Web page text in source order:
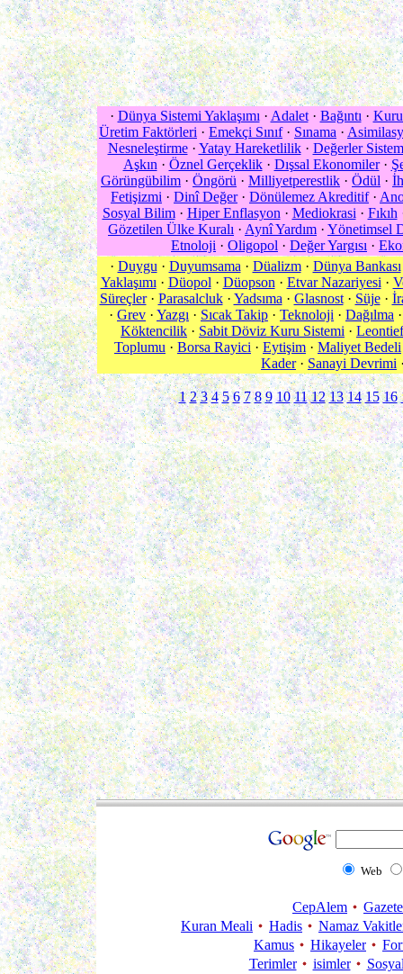
· Dünya Sistemi Yaklaşımı · Adalet· Bağıntı ·
Üretim Faktörleri · Emekçi Sınıf· Sınama ·
Nesneleştirme· Yatay Hareketlilik· Değerler
Aşkın · Öznel Gerçeklik· Dışsal Ekonomiler·
Görüngübilim · Öngörü · Milliyetperestlik · Ödül ·
Fetişizmi · Dinî Değer· Dönülemez Akreditif·
Sosyal Bilim· Hiper Enflasyon · Mediokrasi · Fıkıh
Gözetilen Ülke Kuralı · Aynî Yardım · Yönetimsel
Etnoloji · Oligopol · Değer Yargısı ·
· Duygu · Duyumsama · Düalizm· Dünya Bankası
Yaklaşımı · Düopol · Düopson · Etvar Nazariyesi ·
Süreçler· Parasalcluk· Yadsıma · Glasnost· Süje·
· Grev · Yazgı · Sıcak Takip · Teknoloji · Dağılma
Köktencilik · Sabit Döviz Kuru Sistemi ·
Toplumu · Borsa Rayici · Eytişim · Maliyet Bedeli
Kader· Sanayi Devrimi
1 2 3 4 5 6 7 8 9 10 11 12 13 14 15 16
Web
CepAlem
Kuran Meali
Hadis
Namaz
Kamus
Hikayeler
Terimler
isimler